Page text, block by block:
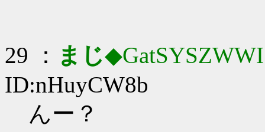
29 ： まじ◆GatSYSZWWI
ID:nHuyCW8b
んー？